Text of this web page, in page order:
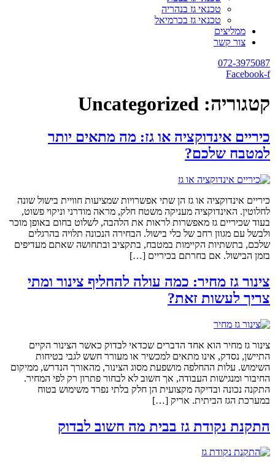
טכנאי גז בנהריה
טכנאי גז בכרמיאל
ממליצים
צור קשר
072-3975087
Facebook-f
קטגוריה: Uncategorized
כיריים אינדוקציה או גז: מה מתאים יותר
למטבח שלכם?
כיריים אינדוקציה או גז הן שתי אפשרויות שמציעות חוויית בישול שונה
לחלוטין. האינדוקציה מעניקה משטח חלק, מראה מודרני וניקוי פשוט,
בעוד שכיריים גז מאפשרות לראות את הלהבה, לשלוט בחום באופן מוכר
ולבשל עם מגוון רחב של כלי בישול. הבחירה הנכונה תלויה בהרגלים
שלכם, בתשתיות הקיימות במטבח, בתקציב ובתחושה שאתם מעדיפים
בזמן הבישול. אם בחרתם בכיריים […]
צינור גז מחיר: כמה עולה להחליף צינור ומתי
צריך לעשות זאת?
צינור גז מחיר הוא אחד הדברים שכדאי לבדוק כאשר הצינור הקיים
התיישן, נסדק, אינו מתאים למכשיר או מעורר חשש לגבי בטיחות
השימוש. עלות ההחלפה מושפעת מסוג הצינור, מהאורך הנדרש, ממיקום
החיבור ומנגישות העבודה, אך חשוב לא לבחור פתרון רק לפי המחיר.
התקנה נכונה ובדיקה מקצועית הן חלק בלתי נפרד משימוש בטוח
במערכת הגז הביתית. אריק […]
התקנת נקודת גז בבית מה חשוב לבדוק